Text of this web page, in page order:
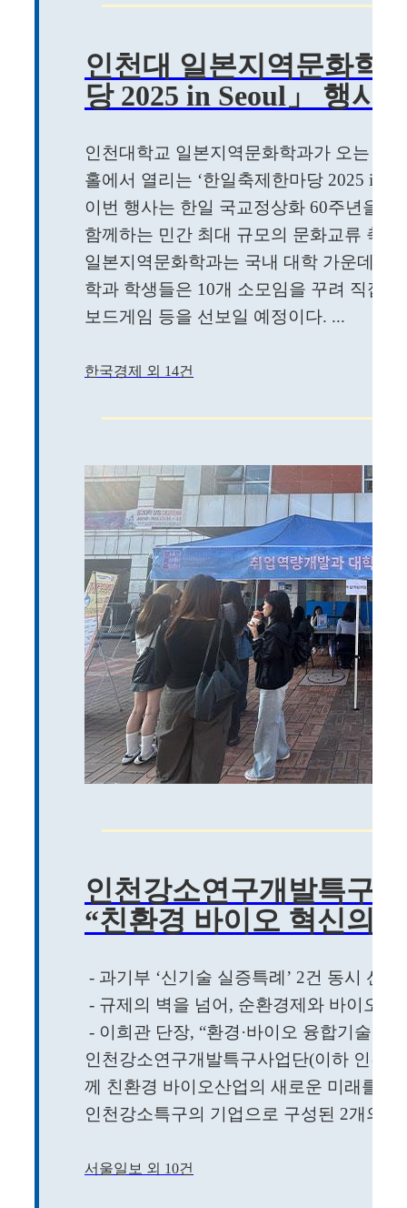
인천대 일본지역문화학
당 2025 in Seoul」 행사
인천대학교 일본지역문화학과가 오는 10
홀에서 열리는 ‘한일축제한마당 2025 in
이번 행사는 한일 국교정상화 60주년을
함께하는 민간 최대 규모의 문화교류 축제
일본지역문화학과는 국내 대학 가운데 유
학과 학생들은 10개 소모임을 꾸려 직접
보드게임 등을 선보일 예정이다. ...
한국경제 외 14건
인천강소연구개발특구,
“친환경 바이오 혁신의
- 과기부 ‘신기술 실증특례’ 2건 동시 선
- 규제의 벽을 넘어, 순환경제와 바이오
- 이희관 단장, “환경·바이오 융합기술 상
인천강소연구개발특구사업단(이하 인천
께 친환경 바이오산업의 새로운 미래를
인천강소특구의 기업으로 구성된 2개의
서울일보 외 10건